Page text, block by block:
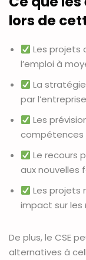
lors de
Les projets
l’emploi à
La
par l’entreprise
Les
compétences
Le recours
aux nouvelles
Les projets
impact sur les
De plus, le CSE
alternatives à